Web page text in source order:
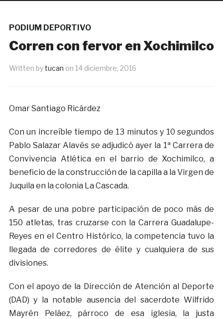
PODIUM DEPORTIVO
Corren con fervor en Xochimilco
Written bytucan on 14 diciembre, 2016
Omar Santiago Ricárdez
Con un increíble tiempo de 13 minutos y 10 segundos
Pablo Salazar Alavés se adjudicó ayer la 1ª Carrera de
Convivencia Atlética en el barrio de Xochimilco, a
beneficio de la construcción de la capilla a la Virgen de
Juquila en la colonia La Cascada.
A pesar de una pobre participación de poco más de
150 atletas, tras cruzarse con la Carrera Guadalupe-
Reyes en el Centro Histórico, la competencia tuvo la
llegada de corredores de élite y cualquiera de sus
divisiones.
Con el apoyo de la Dirección de Atención al Deporte
(DAD) y la notable ausencia del sacerdote Wilfrido
Mayrén Peláez, párroco de esa iglesia, la justa